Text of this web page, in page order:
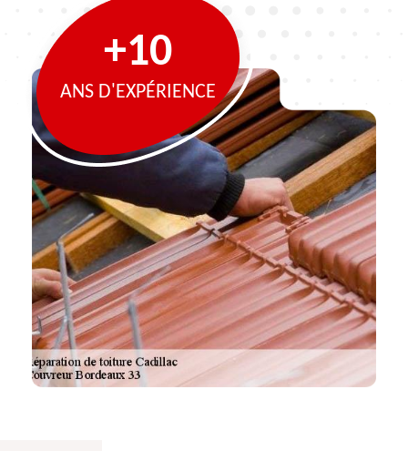
+10
ANS D'EXPÉRIENCE